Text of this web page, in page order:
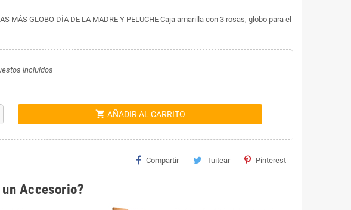
MÁS GLOBO DÍA DE LA MADRE Y PELUCHE Caja amarilla con 3 rosas, globo para el
incluidos
shopping_cart AÑADIR AL CARRITO
Compartir Tuitear Pinterest
Accesorio?